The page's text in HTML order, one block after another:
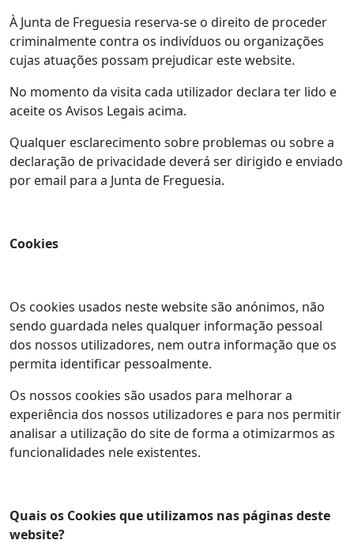
À Junta de Freguesia reserva-se o direito de proceder
criminalmente contra os indivíduos ou organizações
cujas atuações possam prejudicar este website.
No momento da visita cada utilizador declara ter lido e
aceite os Avisos Legais acima.
Qualquer esclarecimento sobre problemas ou sobre a
declaração de privacidade deverá ser dirigido e enviado
por email para a Junta de Freguesia.
Cookies
Os cookies usados neste website são anónimos, não
sendo guardada neles qualquer informação pessoal
dos nossos utilizadores, nem outra informação que os
permita identificar pessoalmente.
Os nossos cookies são usados para melhorar a
experiência dos nossos utilizadores e para nos permitir
analisar a utilização do site de forma a otimizarmos as
funcionalidades nele existentes.
Quais os Cookies que utilizamos nas páginas deste
website?